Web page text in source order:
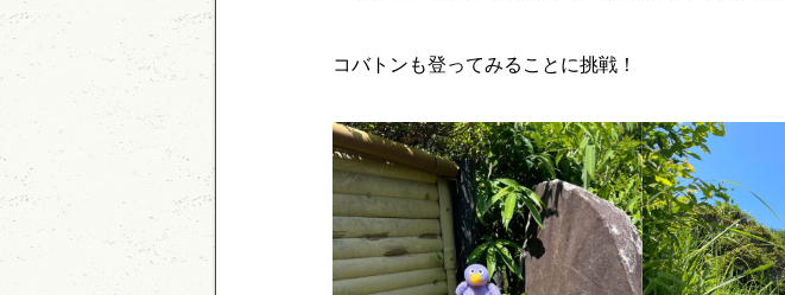
コバトンも登ってみることに挑戦！